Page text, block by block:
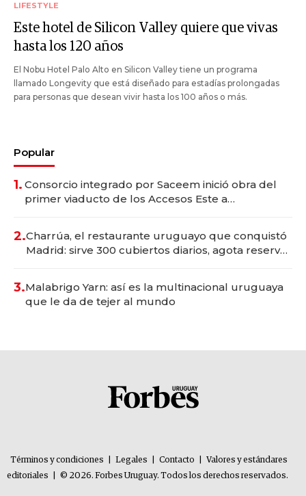
LIFESTYLE
Este hotel de Silicon Valley quiere que vivas
hasta los 120 años
El Nobu Hotel Palo Alto en Silicon Valley tiene un programa
llamado Longevity que está diseñado para estadías prolongadas
para personas que desean vivir hasta los 100 años o más.
Popular
1. Consorcio integrado por Saceem inició obra del
primer viaducto de los Accesos Este a
2.Charrúa, el restaurante uruguayo que conquistó
Madrid: sirve 300 cubiertos diarios, agota reservas
3.Malabrigo Yarn: así es la multinacional uruguaya
que le da de tejer al mundo
Términos y condiciones Legales Contacto
Valores y estándares
editoriales
© 2026. Forbes Uruguay. Todos los derechos reservados.